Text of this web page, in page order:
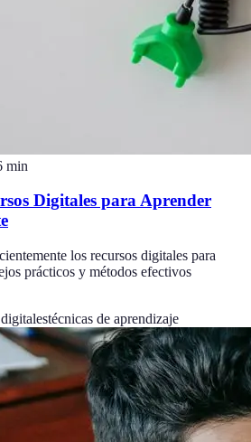
min
Digitales para Aprender
los recursos digitales para
prácticos y métodos efectivos
técnicas de aprendizaje